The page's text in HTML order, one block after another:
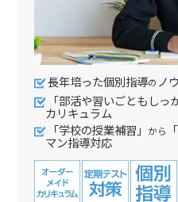
長年培った個別指導の ノ
「部活や習いごともし
カリキュラム
「学校の授業補習」
から
マン指導対応